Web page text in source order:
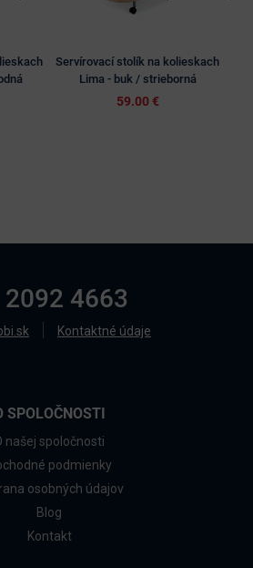
Servírovací stolík na kolieskach
Lima - buk / strieborná
59.00 €
2092 4663
Kontaktné údaje
SPOLOČNOSTI
našej spoločnosti
podmienky
osobných údajov
Blog
Kontakt